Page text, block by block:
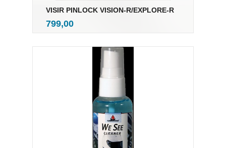
VISIR PINLOCK VISION-R/EXPLORE-R
Pris
799,00mva.